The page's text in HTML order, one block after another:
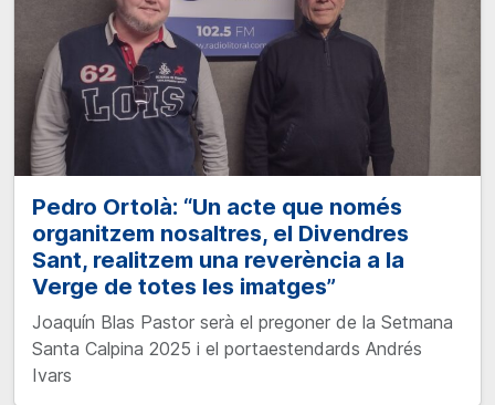
Pedro Ortolà: “Un acte que només
organitzem nosaltres, el Divendres
Sant, realitzem una reverència a la
Verge de totes les imatges”
Joaquín Blas Pastor serà el pregoner de la Setmana
Santa Calpina 2025 i el portaestendards Andrés
Ivars